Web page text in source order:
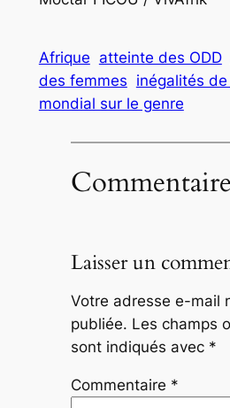
Afrique atteinte des ODD
des femmes inégalités
mondial sur le genre
Laisser un
Votre adresse e-mail
publiée. Les champs
sont indiqués avec *
Commentaire *